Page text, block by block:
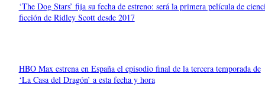
‘The Dog Stars’ fija su fecha de estreno: será la primera película de
ficción de Ridley Scott desde 2017
HBO Max estrena en España el episodio final de la tercera temporada de
‘La Casa del Dragón’ a esta fecha y hora